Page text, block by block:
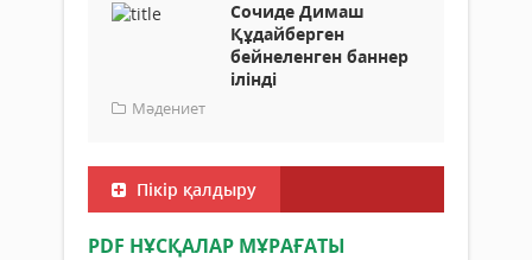
Сочиде Димаш
Құдайберген
бейнеленген баннер
ілінді
Мәдениет
Пікір қалдыру
PDF НҰСҚАЛАР МҰРАҒАТЫ